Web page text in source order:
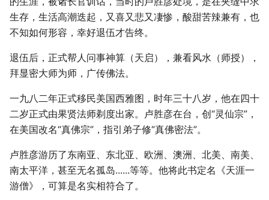
生存，生活高潮迭起，又喜又悲又凄惨，酸甜苦辣兼有，也
不知如何形容，幸好退伍才告终。
退伍后，正式帮人问事神算（天启），兼看风水（师授），
拜显密大师为师，广传佛法。
一九八二年正式移民美国西雅图，时年三十八岁，他在四十
二岁正式由果贤法师剃度出家。卢胜彦在台，创“灵仙宗”，
在美国改名“真佛宗”，指引弟子修“真佛密法”。
卢胜彦游历了东南亚、东北亚、欧洲、澳洲、北美、南美、
南太平洋，甚至无名孤岛......等等。他将此书定名《天涯一
游僧》，可算是名实相符合了。